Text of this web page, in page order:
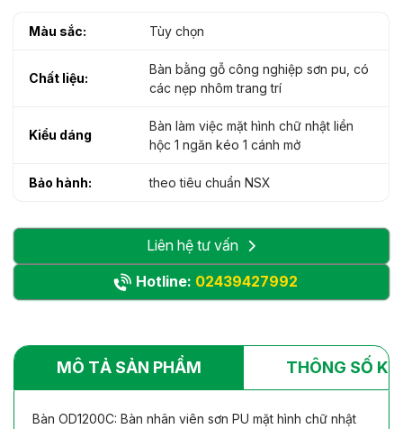
Màu sắc: Tùy chọn
Chất liệu:
Bàn bằng gỗ công nghiệp sơn pu, có
các nẹp nhôm trang trí
Kiểu dáng
Bàn làm việc mặt hình chữ nhật liền
hộc 1 ngăn kéo 1 cánh mở
Bảo hành: theo tiêu chuẩn NSX
Liên hệ tư vấn
Hotline: 02439427992
MÔ TẢ SẢN PHẨM THÔNG SỐ
Bàn OD1200C: Bàn nhân viên sơn PU mặt hình chữ nhật